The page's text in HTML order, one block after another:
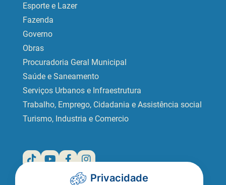
Esporte e Lazer
Fazenda
Governo
Obras
Procuradoria Geral Municipal
Saúde e Saneamento
Serviços Urbanos e Infraestrutura
Trabalho, Emprego, Cidadania e Assistência social
Turismo, Industria e Comercio
Privacidade